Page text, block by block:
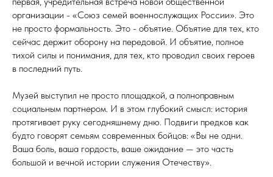
организации - «Союз семей военнослужащих России». Это
не просто формальность. Это - объятие. Объятие для тех, кто
сейчас держит оборону на передовой. И объятие, полное
тихой силы и понимания, для тех, кто проводил своих героев
в последний путь.
Музей выступил не просто площадкой, а полноправным
социальным партнером. И в этом глубокий смысл: история
протягивает руку сегодняшнему дню. Подвиги предков как
будто говорят семьям современных бойцов: «Вы не одни.
Ваша боль, ваша гордость, ваше ожидание — это часть
большой и вечной истории служения Отечеству».